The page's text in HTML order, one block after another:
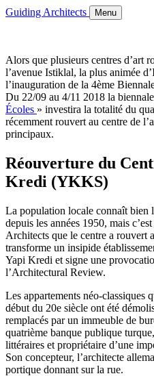
Guiding Architects Menu
Alors que plusieurs centres d’art
l’avenue Istiklal, la plus animée
l’inauguration de la 4ème
Du 22/09 au 4/11 2018 la
Écoles » investira la totalité du
récemment rouvert au centre de
principaux.
Réouverture du
Kredi (YKKS)
La population locale connaît bien
depuis les années 1950, mais
Architects que le centre a rouvert
transforme un insipide
Yapi Kredi et signe une
l’Architectural Review.
Les appartements néo-classiques
début du 20e siècle ont été
remplacés par un immeuble de
quatrième banque publique
littéraires et propriétaire d’une
Son concepteur, l’architecte
portique donnant sur la rue.